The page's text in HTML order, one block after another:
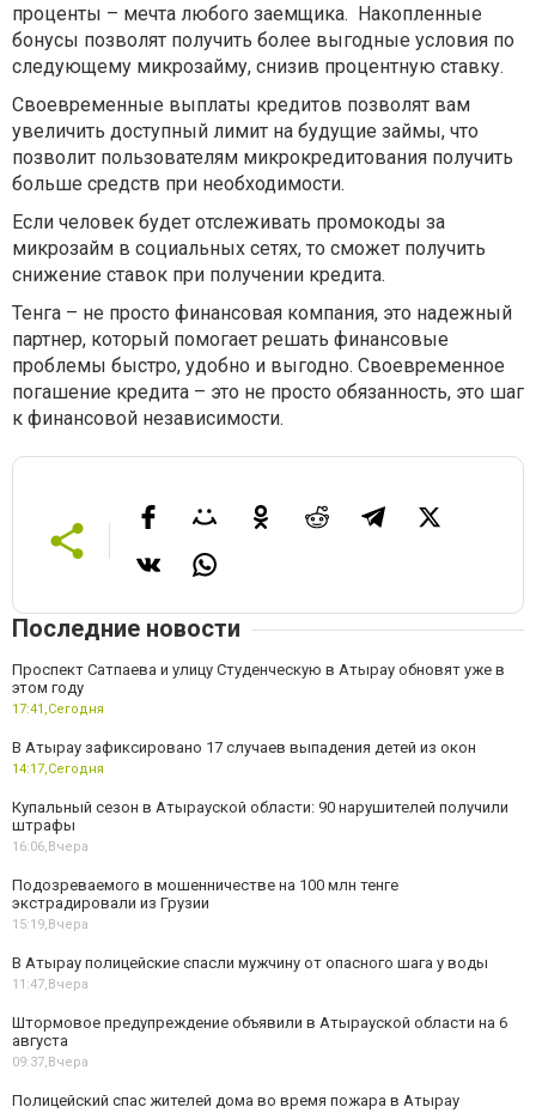
проценты – мечта любого заемщика. Накопленные
бонусы позволят получить более выгодные условия по
следующему микрозайму, снизив процентную ставку.
Своевременные выплаты кредитов позволят вам
увеличить доступный лимит на будущие займы, что
позволит пользователям микрокредитования получить
больше средств при необходимости.
Если человек будет отслеживать промокоды за
микрозайм в социальных сетях, то сможет получить
снижение ставок при получении кредита.
Тенга – не просто финансовая компания, это надежный
партнер, который помогает решать финансовые
проблемы быстро, удобно и выгодно. Своевременное
погашение кредита – это не просто обязанность, это шаг
к финансовой независимости.
Последние новости
Проспект Сатпаева и улицу Студенческую в Атырау обновят уже в
этом году
17:41,Сегодня
В Атырау зафиксировано 17 случаев выпадения детей из окон
14:17,Сегодня
Купальный сезон в Атырауской области: 90 нарушителей получили
штрафы
16:06,Вчера
Подозреваемого в мошенничестве на 100 млн тенге
экстрадировали из Грузии
15:19,Вчера
В Атырау полицейские спасли мужчину от опасного шага у воды
11:47,Вчера
Штормовое предупреждение объявили в Атырауской области на 6
августа
09:37,Вчера
Полицейский спас жителей дома во время пожара в Атырау